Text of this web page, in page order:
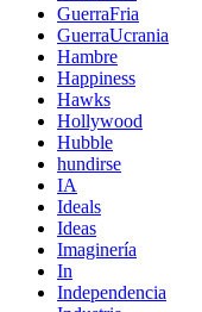
GuerraFria
GuerraUcrania
Hambre
Happiness
Hawks
Hollywood
Hubble
hundirse
IA
Ideals
Ideas
Imaginería
In
Independencia